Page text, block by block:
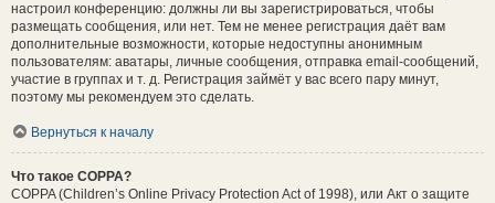
настроил конференцию: должны ли вы зарегистрироваться, чтобы
размещать сообщения, или нет. Тем не менее регистрация даёт вам
дополнительные возможности, которые недоступны анонимным
пользователям: аватары, личные сообщения, отправка email-сообщений,
участие в группах и т. д. Регистрация займёт у вас всего пару минут,
поэтому мы рекомендуем это сделать.
Вернуться к началу
Что такое COPPA?
COPPA (Children’s Online Privacy Protection Act of 1998), или Акт о защите